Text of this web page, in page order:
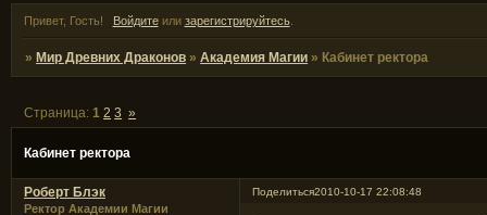
Привет, Гость! Войдитеили зарегистрируйтесь.
»Мир Древних Драконов »Академия Магии » Кабинет ректора
Кабинет ректора
Страница:1 2 3 »
Поделиться2010-10-17 22:08:48
Роберт Блэк
Ректор Академии Магии